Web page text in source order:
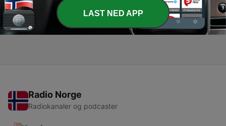
1 - Hør podkasten i NRK Radio
09 jan. 2025
Radio Norge
Radiokanaler og podcaster
LAST NED APP